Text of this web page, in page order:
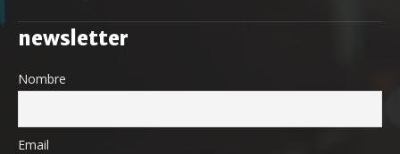
newsletter
Nombre
Email